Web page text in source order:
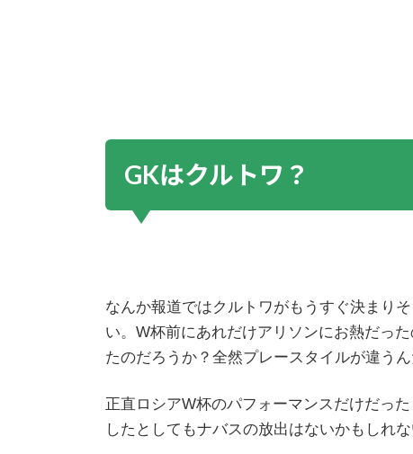
GKはクルトワ？
なんか報道ではクルトワがもうすぐ決まり
い。W杯前にあれだけアリソンにお熱だっ
たのだろうか？全然プレースタイルが違うん
正直ロシアW杯のパフォーマンスだけだっ
したとしてもナバスの放出はないかもしれな